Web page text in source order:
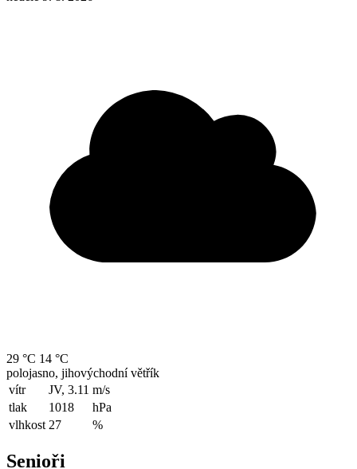
29 °C 14 °C
polojasno, jihovýchodní větřík
vítr
JV, 3.11 m/s
tlak
1018
hPa
vlhkost 27 %
Senioři